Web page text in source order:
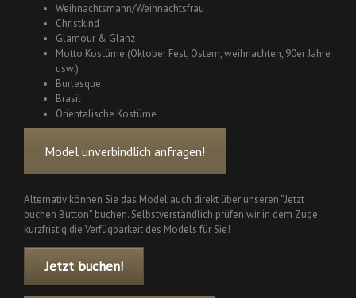
Weihnachtsmann/Weihnachtsfrau
Christkind
Glamour & Glanz
Motto Kostüme (Oktober Fest, Ostern, weihnachten, 90er Jahre
usw.)
Burlesque
Brasil
Orientalische Kostüme
Model unverbindlich anfragen!
Alternativ können Sie das Model auch direkt über unseren “Jetzt
buchen Button” buchen. Selbstverständlich prüfen wir in dem Zuge
kurzfristig die Verfügbarkeit des Models für Sie!
Jetzt buchen!